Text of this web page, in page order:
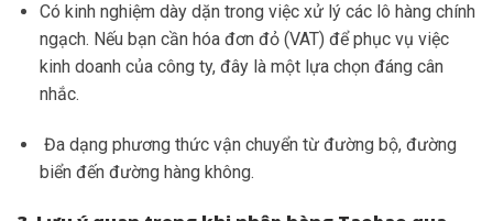
Có kinh nghiệm dày dặn trong việc xử lý các lô hàng chính
ngạch. Nếu bạn cần hóa đơn đỏ (VAT) để phục vụ việc
kinh doanh của công ty, đây là một lựa chọn đáng cân
nhắc.
Đa dạng phương thức vận chuyển từ đường bộ, đường
biển đến đường hàng không.